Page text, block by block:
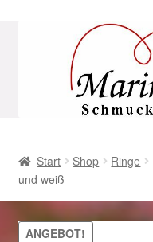
Navigation
AGB
Beispiel-Seite
Start Shop Ringe
und weiß
ANGEBOT!